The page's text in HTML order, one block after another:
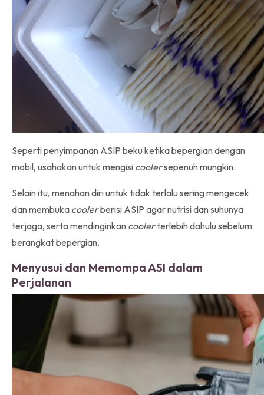
Seperti penyimpanan ASIP beku ketika bepergian dengan
mobil, usahakan untuk mengisi coolersepenuh mungkin.
Selain itu, menahan diri untuk tidak terlalu sering mengecek
dan membuka coolerberisi ASIP agar nutrisi dan suhunya
terjaga, serta mendinginkan coolerterlebih dahulu sebelum
berangkat bepergian.
Menyusui dan Memompa ASI dalam
Perjalanan